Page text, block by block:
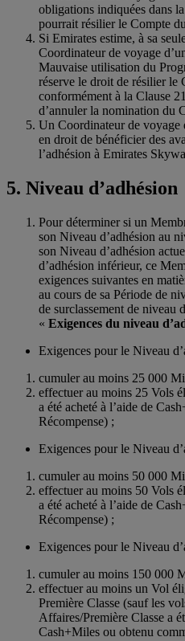
obligations indiquées dans
pourrait résilier le Compte
Si Emirates estime, à sa
Coordinateur de voyage
Mauvaise utilisation du
réserve le droit de résilier le
conformément à la Clause
d’annuler la nomination du
Un Coordinateur de voyage
en droit de bénéficier des
l’adhésion à Emirates
5. Niveau d’adhésion
Pour déterminer si un
son Niveau d’adhésion au
son Niveau d’adhésion
d’adhésion inférieur, ce
exigences suivantes en
au cours de sa Période de
de surclassement de niveau
« Exigences du niveau
Exigences pour le Niveau
cumuler au moins 25 000
effectuer au moins 25 Vols
a été acheté à l’aide de
Récompense) ;
Exigences pour le Niveau
cumuler au moins 50 000
effectuer au moins 50 Vols
a été acheté à l’aide de
Récompense) ;
Exigences pour le Niveau
cumuler au moins 150 000
effectuer au moins un Vol
Première Classe (sauf les
Affaires/Première Classe a
Cash+Miles ou obtenu